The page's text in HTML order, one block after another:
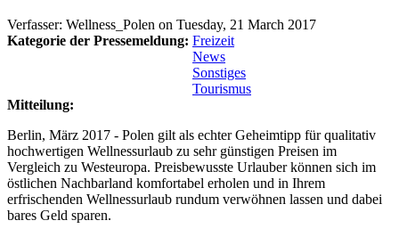
Verfasser: Wellness_Polen on Tuesday, 21 March 2017
Kategorie der Pressemeldung: Freizeit
News
Sonstiges
Tourismus
Mitteilung:
Berlin, März 2017 - Polen gilt als echter Geheimtipp für qualitativ
hochwertigen Wellnessurlaub zu sehr günstigen Preisen im
Vergleich zu Westeuropa. Preisbewusste Urlauber können sich im
östlichen Nachbarland komfortabel erholen und in Ihrem
erfrischenden Wellnessurlaub rundum verwöhnen lassen und dabei
bares Geld sparen.